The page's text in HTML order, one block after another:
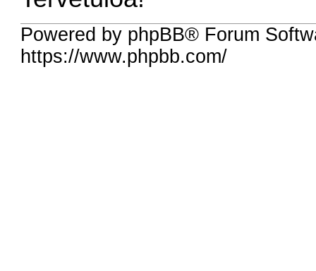
Powered by phpBB® Forum
https://www.phpbb.com/